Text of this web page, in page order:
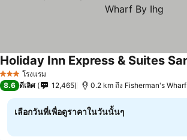
3 ดาว โรงแรม
ดูราคา
8.6 ดีเลิศ 12,465 0.2 km ถึง Fisherman's Wharf
เลือกวันที่เพื่อดูราคาในวันนั้นๆ